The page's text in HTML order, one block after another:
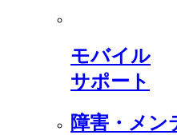
モバイル
サポート
障害・メン